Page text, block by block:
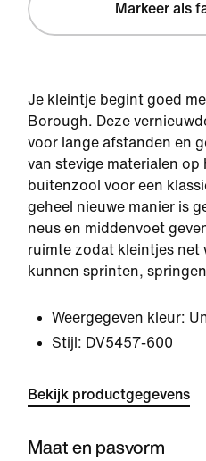
Markeer als
Je kleintje begint goed
Borough. Deze
voor lange afstanden en
van stevige materialen op
buitenzool voor een
geheel nieuwe manier is
neus en middenvoet
ruimte zodat kleintjes net
kunnen sprinten,
Weergegeven kleur:
Stijl: DV5457-600
Bekijk productgegevens
Maat en pasvorm